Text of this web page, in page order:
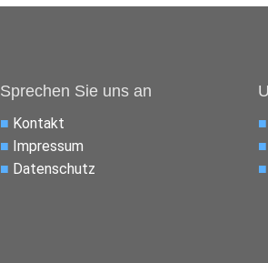
Sprechen Sie uns an
■ Kontakt
■ Impressum
■ Datenschutz
■
■
■